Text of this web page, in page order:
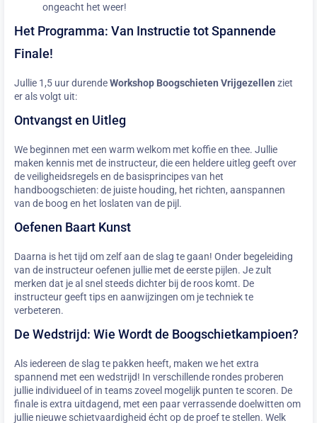
ongeacht het weer!
Het Programma: Van Instructie tot Spannende
Finale!
Jullie 1,5 uur durendeWorkshop Boogschieten Vrijgezellen ziet
er als volgt uit:
Ontvangst en Uitleg
We beginnen met een warm welkom met koffie en thee. Jullie
maken kennis met de instructeur, die een heldere uitleg geeft over
de veiligheidsregels en de basisprincipes van het
handboogschieten: de juiste houding, het richten, aanspannen
van de boog en het loslaten van de pijl.
Oefenen Baart Kunst
Daarna is het tijd om zelf aan de slag te gaan! Onder begeleiding
van de instructeur oefenen jullie met de eerste pijlen. Je zult
merken dat je al snel steeds dichter bij de roos komt. De
instructeur geeft tips en aanwijzingen om je techniek te
verbeteren.
De Wedstrijd: Wie Wordt de Boogschietkampioen?
Als iedereen de slag te pakken heeft, maken we het extra
spannend met een wedstrijd! In verschillende rondes proberen
jullie individueel of in teams zoveel mogelijk punten te scoren. De
finale is extra uitdagend, met een paar verrassende doelwitten om
jullie nieuwe schietvaardigheid écht op de proef te stellen. Welk